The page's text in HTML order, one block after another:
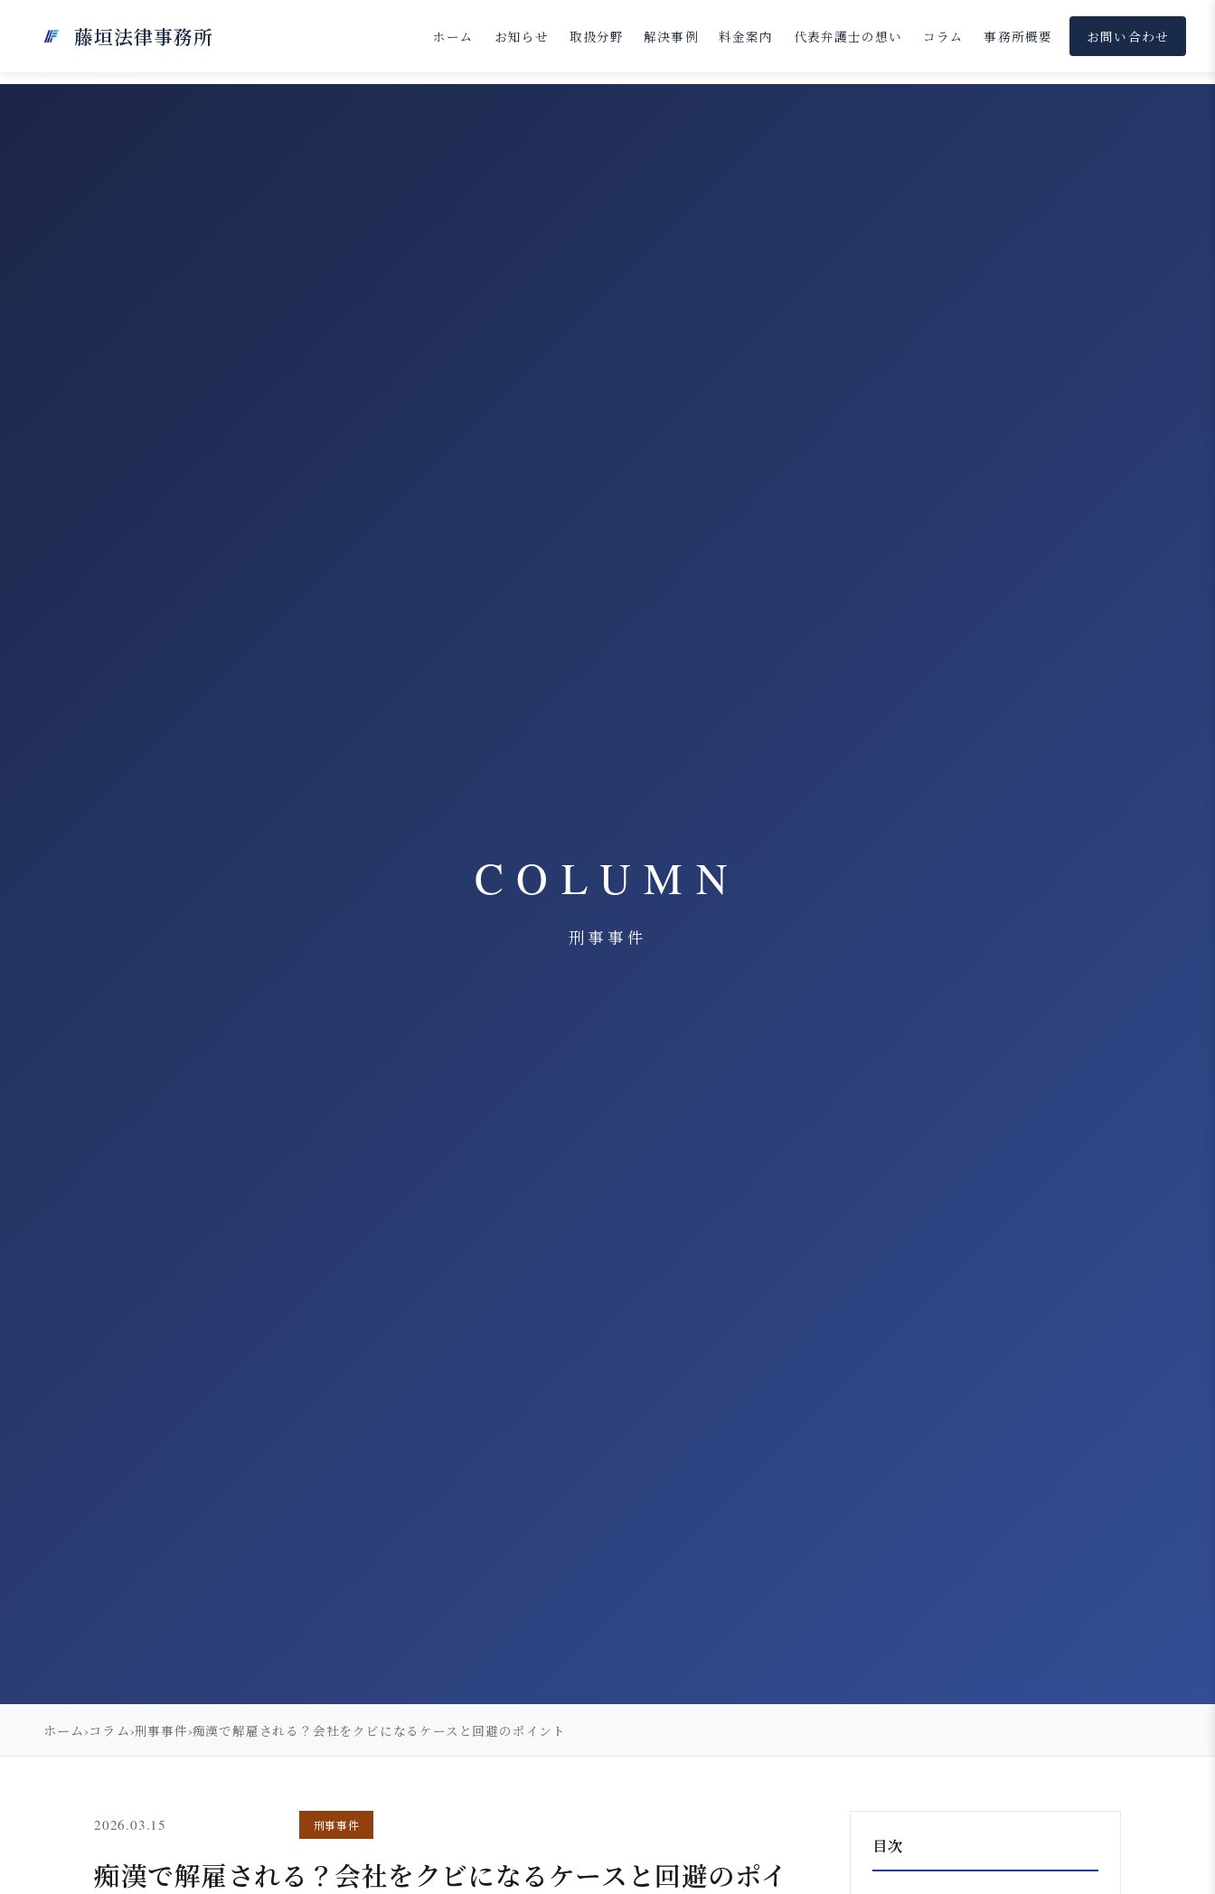
藤垣法律事務所 ホーム お知らせ 取扱分野 解決事例 料金案内 代表弁護士の想い コラム 事務所概要 お問い合わせ
COLUMN
刑事事件
ホーム›コラム›刑事事件›痴漢で解雇される？会社をクビになるケースと回避のポイント
2026.03.15 刑事事件
痴漢で解雇される？会社をクビになるケースと回避のポイ
目次